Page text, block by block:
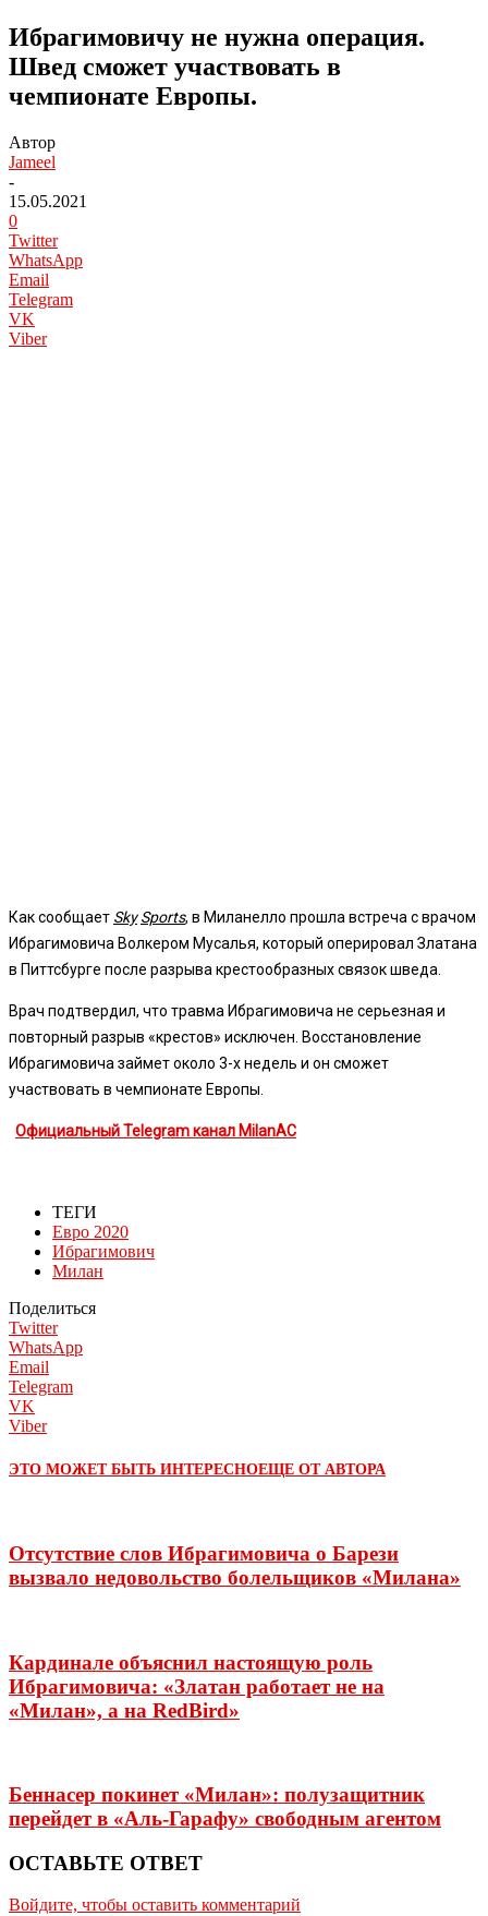
Ибрагимовичу не нужна операция.
Швед сможет участвовать в
чемпионате Европы.
Автор
Jameel
-
15.05.2021
0
Twitter
WhatsApp
Email
Telegram
VK
Viber
Как сообщает Sky Sports, в Миланелло прошла встреча с врачом
Ибрагимовича Волкером Мусалья, который оперировал Златана
в Питтсбурге после разрыва крестообразных связок шведа.
Врач подтвердил, что травма Ибрагимовича не серьезная и
повторный разрыв «крестов» исключен. Восстановление
Ибрагимовича займет около 3-х недель и он сможет
участвовать в чемпионате Европы.
Официальный Telegram канал MilanAC
ТЕГИ
Евро 2020
Ибрагимович
Милан
Поделиться
Twitter
WhatsApp
Email
Telegram
VK
Viber
ЭТО МОЖЕТ БЫТЬ ИНТЕРЕСНОЕЩЕ ОТ АВТОРА
Отсутствие слов Ибрагимовича о Барези
вызвало недовольство болельщиков «Милана»
Кардинале объяснил настоящую роль
Ибрагимовича: «Златан работает не на
«Милан», а на RedBird»
Беннасер покинет «Милан»: полузащитник
перейдет в «Аль-Гарафу» свободным агентом
ОСТАВЬТЕ ОТВЕТ
Войдите, чтобы оставить комментарий